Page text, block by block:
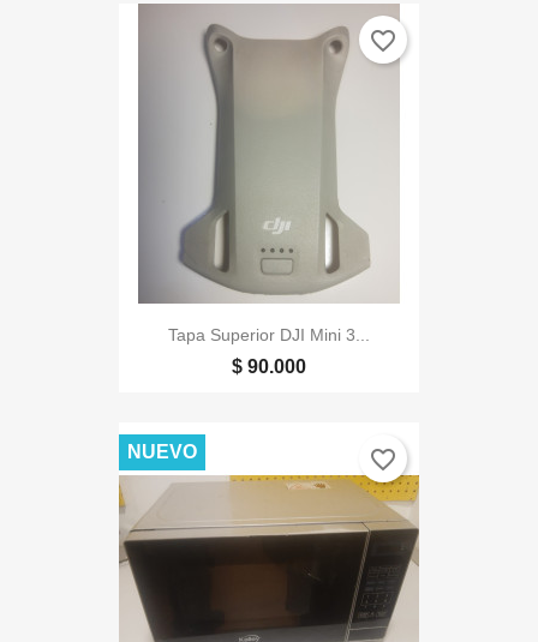
Tapa Superior DJI Mini 3...
$ 90.000
favorite_border
NUEVO favorite_border